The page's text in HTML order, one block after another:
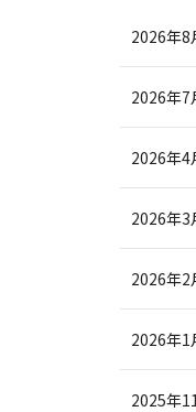
2026年8
2026年7
2026年4
2026年3
2026年2
2026年1
2025年